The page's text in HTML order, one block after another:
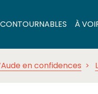
À
en confidences